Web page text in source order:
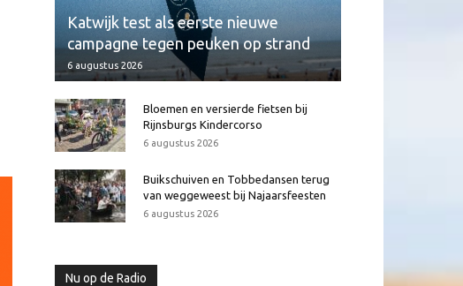
Katwijk test als eerste nieuwe
campagne tegen peuken op strand
6 augustus 2026
Bloemen en versierde fietsen bij
Rijnsburgs Kindercorso
6 augustus 2026
Buikschuiven en Tobbedansen terug
van weggeweest bij Najaarsfeesten
6 augustus 2026
Nu op de Radio